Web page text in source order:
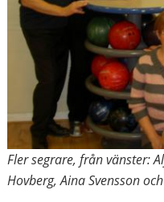
Fler segrare, från vänster:
Hovberg, Aina Svensson